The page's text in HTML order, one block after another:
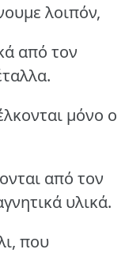
λοιπόν,
από τον
μόνο ο
από τον
υλικά.
που